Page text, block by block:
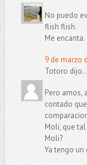
No puedo
flish flish.
Me encanta.
9 de marzo
Totoro
Pero amos,
contado
Moli, que
Moli?
Ya tengo